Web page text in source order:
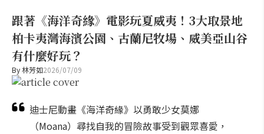
跟著《海洋奇緣》電影玩夏威夷！3大取景地
柏卡夷灣海濱公園、古蘭尼牧場、威美亞山谷
有什麼好玩？
By林芳如2026/07/09
迪士尼動畫《海洋奇緣》以勇敢少女莫娜
（Moana）尋找自我的冒險故事受到觀眾喜愛，